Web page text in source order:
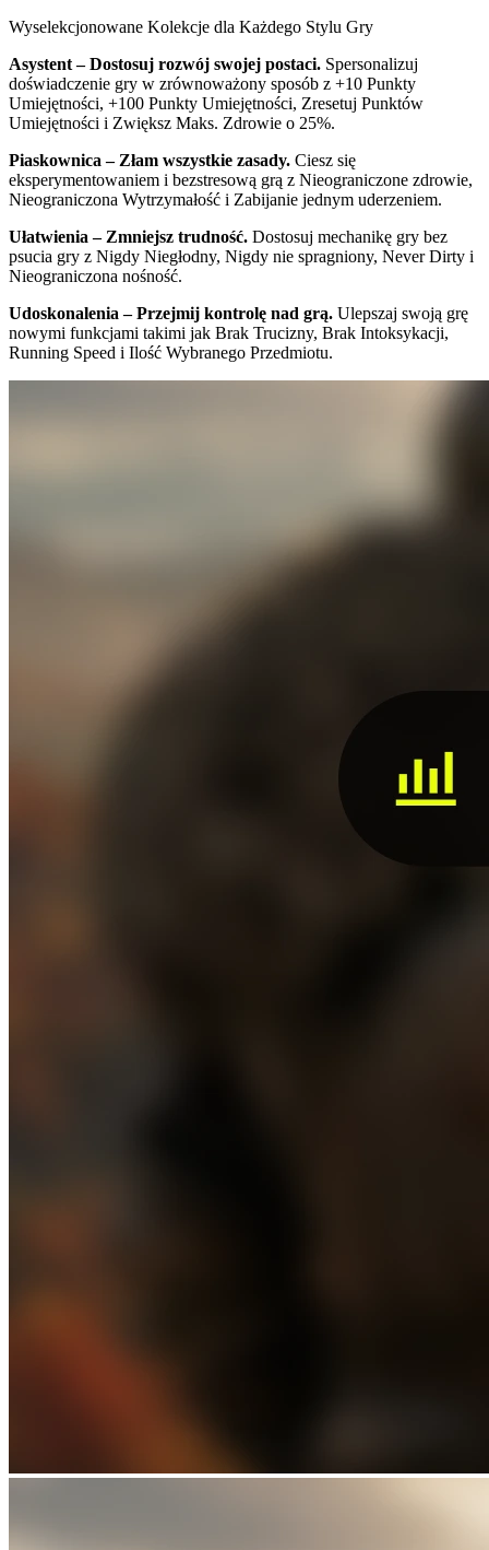
Wyselekcjonowane Kolekcje dla Każdego Stylu Gry
Asystent – Dostosuj rozwój swojej postaci. Spersonalizuj
doświadczenie gry w zrównoważony sposób z +10 Punkty
Umiejętności, +100 Punkty Umiejętności, Zresetuj Punktów
Umiejętności i Zwiększ Maks. Zdrowie o 25%.
Piaskownica – Złam wszystkie zasady. Ciesz się
eksperymentowaniem i bezstresową grą z Nieograniczone zdrowie,
Nieograniczona Wytrzymałość i Zabijanie jednym uderzeniem.
Ułatwienia – Zmniejsz trudność. Dostosuj mechanikę gry bez
psucia gry z Nigdy Niegłodny, Nigdy nie spragniony, Never Dirty i
Nieograniczona nośność.
Udoskonalenia – Przejmij kontrolę nad grą. Ulepszaj swoją grę
nowymi funkcjami takimi jak Brak Trucizny, Brak Intoksykacji,
Running Speed i Ilość Wybranego Przedmiotu.